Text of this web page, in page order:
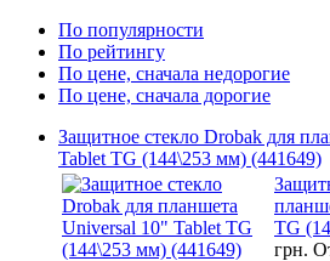
По популярности
По рейтингу
По цене, сначала недорогие
По цене, сначала дорогие
Защитное стекло Drobak для
Tablet TG (144\253 мм) (441649)
TG
грн.